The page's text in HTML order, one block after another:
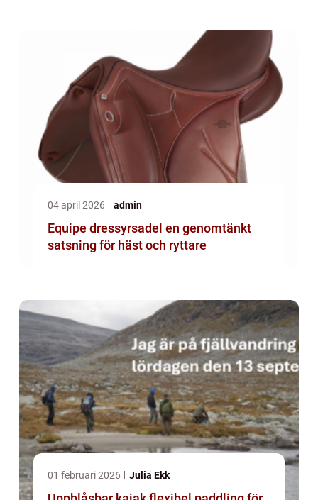
04 april 2026 admin
Equipe dressyrsadel en genomtänkt
satsning för häst och ryttare
01 februari 2026 Julia Ekk